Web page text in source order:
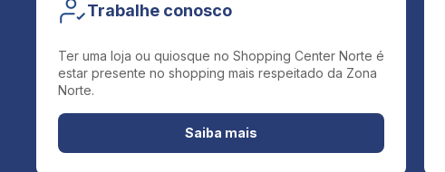
Trabalhe conosco
Ter uma loja ou quiosque no Shopping Center Norte é
estar presente no shopping mais respeitado da Zona
Norte.
Saiba mais